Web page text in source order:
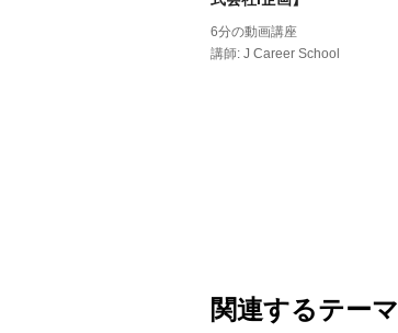
6分の動画講座
講師: J Career School
関連するテーマ